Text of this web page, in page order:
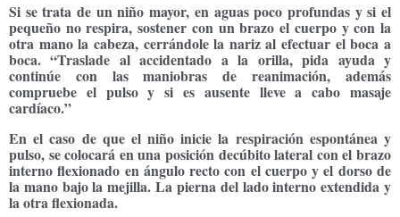
Si se trata de un niño mayor, en aguas poco profundas y si el
pequeño no respira, sostener con un brazo el cuerpo y con la
otra mano la cabeza, cerrándole la nariz al efectuar el boca a
boca. “Traslade al accidentado a la orilla, pida ayuda y
continúe con las maniobras de reanimación, además
compruebe el pulso y si es ausente lleve a cabo masaje
cardíaco.”
En el caso de que el niño inicie la respiración espontánea y
pulso, se colocará en una posición decúbito lateral con el brazo
interno flexionado en ángulo recto con el cuerpo y el dorso de
la mano bajo la mejilla. La pierna del lado interno extendida y
la otra flexionada.